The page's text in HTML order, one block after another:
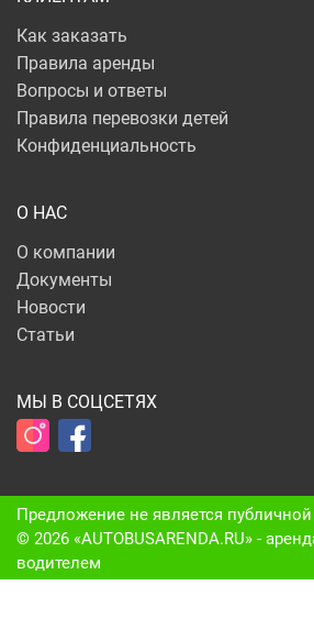
Как заказать
Правила аренды
Вопросы и ответы
Правила перевозки детей
Конфиденциальность
О НАС
О компании
Документы
Новости
Статьи
МЫ В СОЦСЕТЯХ
Предложение не является
© 2026 «AUTOBUSARENDA.RU» -
водителем